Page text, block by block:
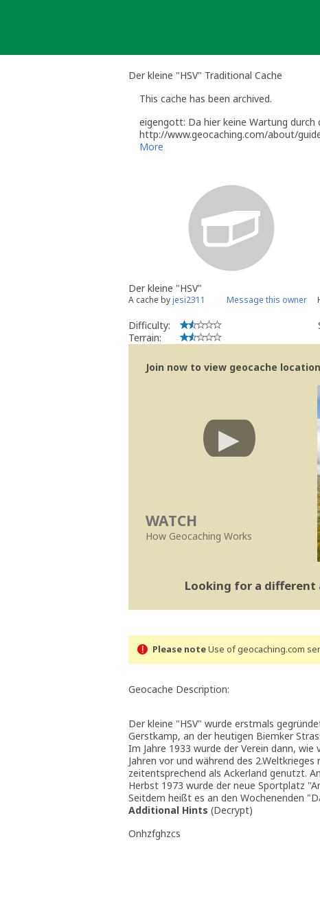
Der kleine "HSV" Traditional Cache
This cache has been archived.
eigengott: Da hier keine Wartung durch
http://www.geocaching.com/about/
http://www.geocaching.com/about/
Sollte jemand in der Zwischenzeit den
More
Der kleine "HSV"
A cache byjesi2311 Message this owner
Difficulty:
Terrain:
Join now to view geocache
WATCH
How Geocaching Works
Looking for a different
Please noteUse of geocaching.com
Geocache Description:
Der kleine "HSV" wurde erstmals
Gerstkamp, an der heutigen Biemker
Im Jahre 1933 wurde der Verein dann,
Jahren vor und während des
zeitentsprechend als Ackerland genutzt.
Herbst 1973 wurde der neue Sportplatz
Seitdem heißt es an den Wochenenden
Additional Hints (Decrypt)
Onhzfghzcs